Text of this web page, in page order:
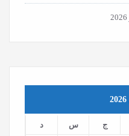
ج س د